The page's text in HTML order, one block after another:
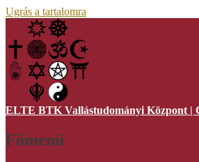
Ugrás a tartalomra
ELTE BTK Vallástudományi Központ |
Főmenü